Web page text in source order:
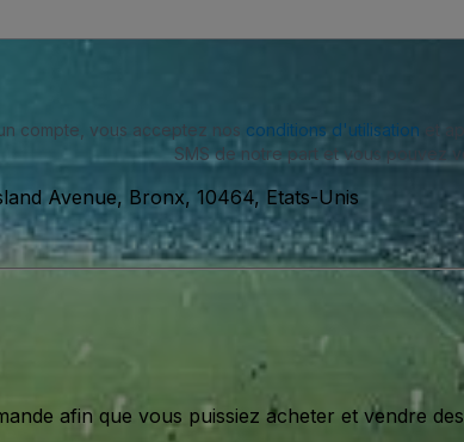
compte, vous acceptez nos conditions d'utilisation
SMS de notre part et vous pouvez
Avenue, Bronx, 10464, Etats-Unis
afin que vous puissiez acheter et vendre